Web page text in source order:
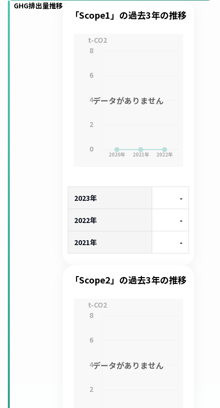
GHG排出量推移
「Scope1」の過去3年の推移
2020年 2021年 2022年
0
2
4
6
8
t-CO2
データがありません
2023年 -
2022年 -
2021年 -
「Scope2」の過去3年の推移
2
4
6
8
t-CO2
データがありません